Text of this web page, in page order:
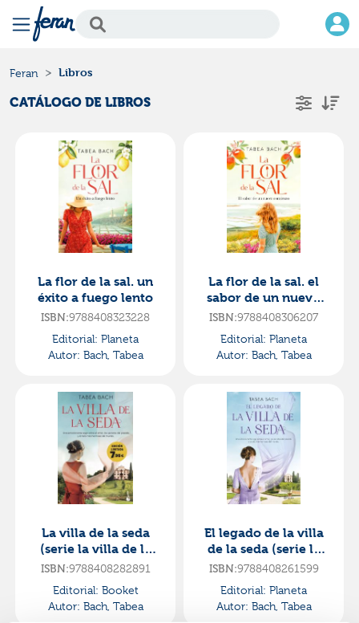
Feran Libros
CATÁLOGO DE LIBROS
La flor de la sal. un
éxito a fuego lento
ISBN:9788408323228
Editorial: Planeta
Autor: Bach, Tabea
La flor de la sal. el
sabor de un nuevo
comienzo
ISBN:9788408306207
Editorial: Planeta
Autor: Bach, Tabea
La villa de la seda
(serie la villa de la
seda 1)
ISBN:9788408282891
Editorial: Booket
Autor: Bach, Tabea
El legado de la villa
de la seda (serie la
villa de la seda 3)
ISBN:9788408261599
Editorial: Planeta
Autor: Bach, Tabea